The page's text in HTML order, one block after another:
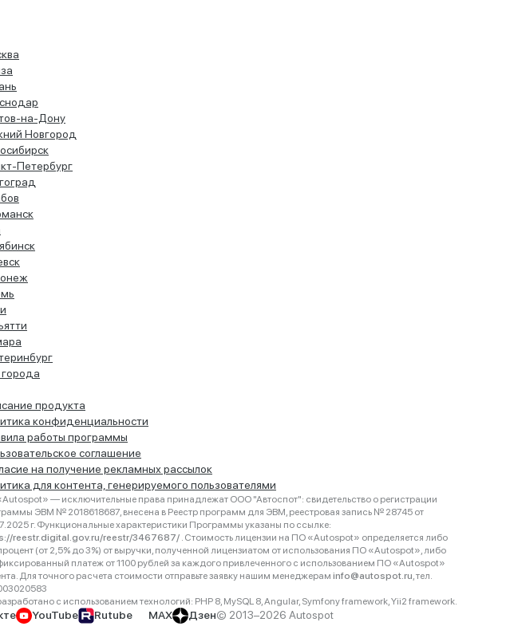
на-Дону
Новгород
Петербург
продукта
конфиденциальности
работы программы
соглашение
на получение рекламных рассылок
для контента, генерируемого пользователями
— исключительные права принадлежат ООО "Автоспот": свидетельство о регистрации
ЭВМ № 2018618687, внесена в Реестр программ для ЭВМ, реестровая запись № 28745 от
г. Функциональные характеристики Программы указаны по ссылке:
reestr.digital.gov.ru/reestr/3467687/ . Стоимость лицензии на ПО «Autospot» определяется либо
(от 2,5% до 3%) от выручки, полученной лицензиатом от использования ПО «Autospot», либо
платеж от 1100 рублей за каждого привлеченного с использованием ПО «Autospot»
Для точного расчета стоимости отправьте заявку нашим менеджерам info@autospot.ru, тел.
с использованием технологий: PHP 8, MySQL 8, Angular, Symfony framework, Yii2 framework.
YouTube Rutube MAX Дзен© 2013–2026 Autospot